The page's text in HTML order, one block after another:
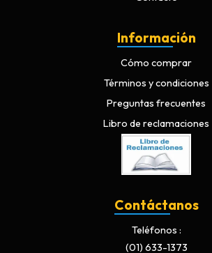
Información
Cómo comprar
Términos y condiciones
Preguntas frecuentes
Libro de reclamaciones
Contáctanos
Teléfonos
(01) 633-1373